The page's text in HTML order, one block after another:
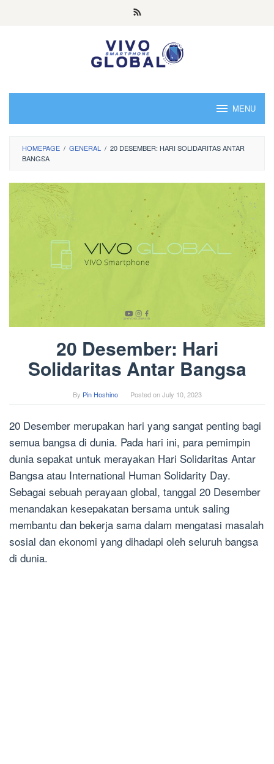
MENU
HOMEPAGE / GENERAL / 20 DESEMBER: HARI SOLIDARITAS ANTAR
BANGSA
20 Desember: Hari
Solidaritas Antar Bangsa
By Pin Hoshino Posted onJuly 10, 2023
20 Desember merupakan hari yang sangat penting bagi
semua bangsa di dunia. Pada hari ini, para pemimpin
dunia sepakat untuk merayakan Hari Solidaritas Antar
Bangsa atau International Human Solidarity Day.
Sebagai sebuah perayaan global, tanggal 20 Desember
menandakan kesepakatan bersama untuk saling
membantu dan bekerja sama dalam mengatasi masalah
sosial dan ekonomi yang dihadapi oleh seluruh bangsa
di dunia.